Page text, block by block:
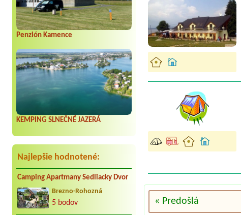
Penzión Kamence
KEMPING SLNEČNÉ JAZERÁ
Najlepšie hodnotené:
Camping Apartmany Sedliacky Dvor
Brezno-Rohozná
5 bodov « Predošlá